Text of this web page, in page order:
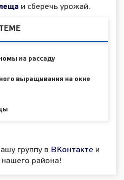
и сберечь урожай.
на рассаду
выращивания на окне
группу в ВКонтакте и
района!